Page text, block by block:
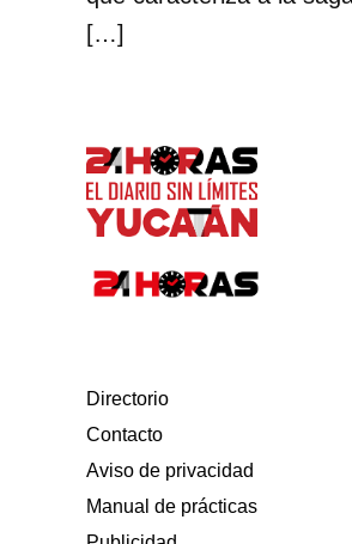
[…]
Directorio
Contacto
Aviso de privacidad
Manual de prácticas